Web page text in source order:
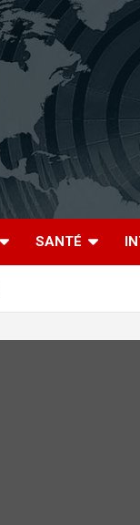
SANTÉ